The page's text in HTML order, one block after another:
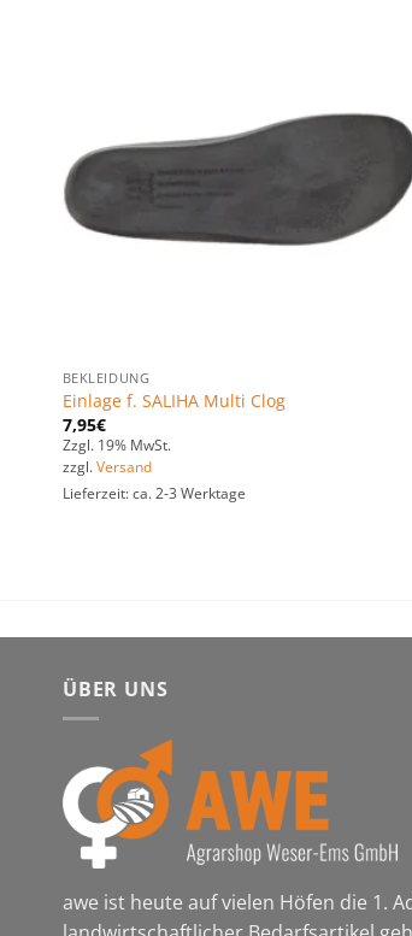
BEKLEIDUNG
Einlage f. SALIHA Multi Clog
7,95€
Zzgl. 19% MwSt.
zzgl. Versand
Lieferzeit: ca. 2-3 Werktage
ÜBER UNS
awe ist heute auf vielen Höfen die 1.